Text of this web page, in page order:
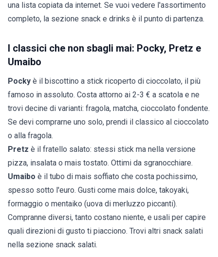
una lista copiata da internet. Se vuoi vedere l'assortimento
completo, la sezione snack e drinks è il punto di partenza.
I classici che non sbagli mai: Pocky, Pretz e
Umaibo
Pocky è il biscottino a stick ricoperto di cioccolato, il più
famoso in assoluto. Costa attorno ai 2-3 € a scatola e ne
trovi decine di varianti: fragola, matcha, cioccolato fondente.
Se devi comprarne uno solo, prendi il classico al cioccolato
o alla fragola.
Pretz è il fratello salato: stessi stick ma nella versione
pizza, insalata o mais tostato. Ottimi da sgranocchiare.
Umaibo è il tubo di mais soffiato che costa pochissimo,
spesso sotto l'euro. Gusti come mais dolce, takoyaki,
formaggio o mentaiko (uova di merluzzo piccanti).
Compranne diversi, tanto costano niente, e usali per capire
quali direzioni di gusto ti piacciono. Trovi altri snack salati
nella sezione snack salati.